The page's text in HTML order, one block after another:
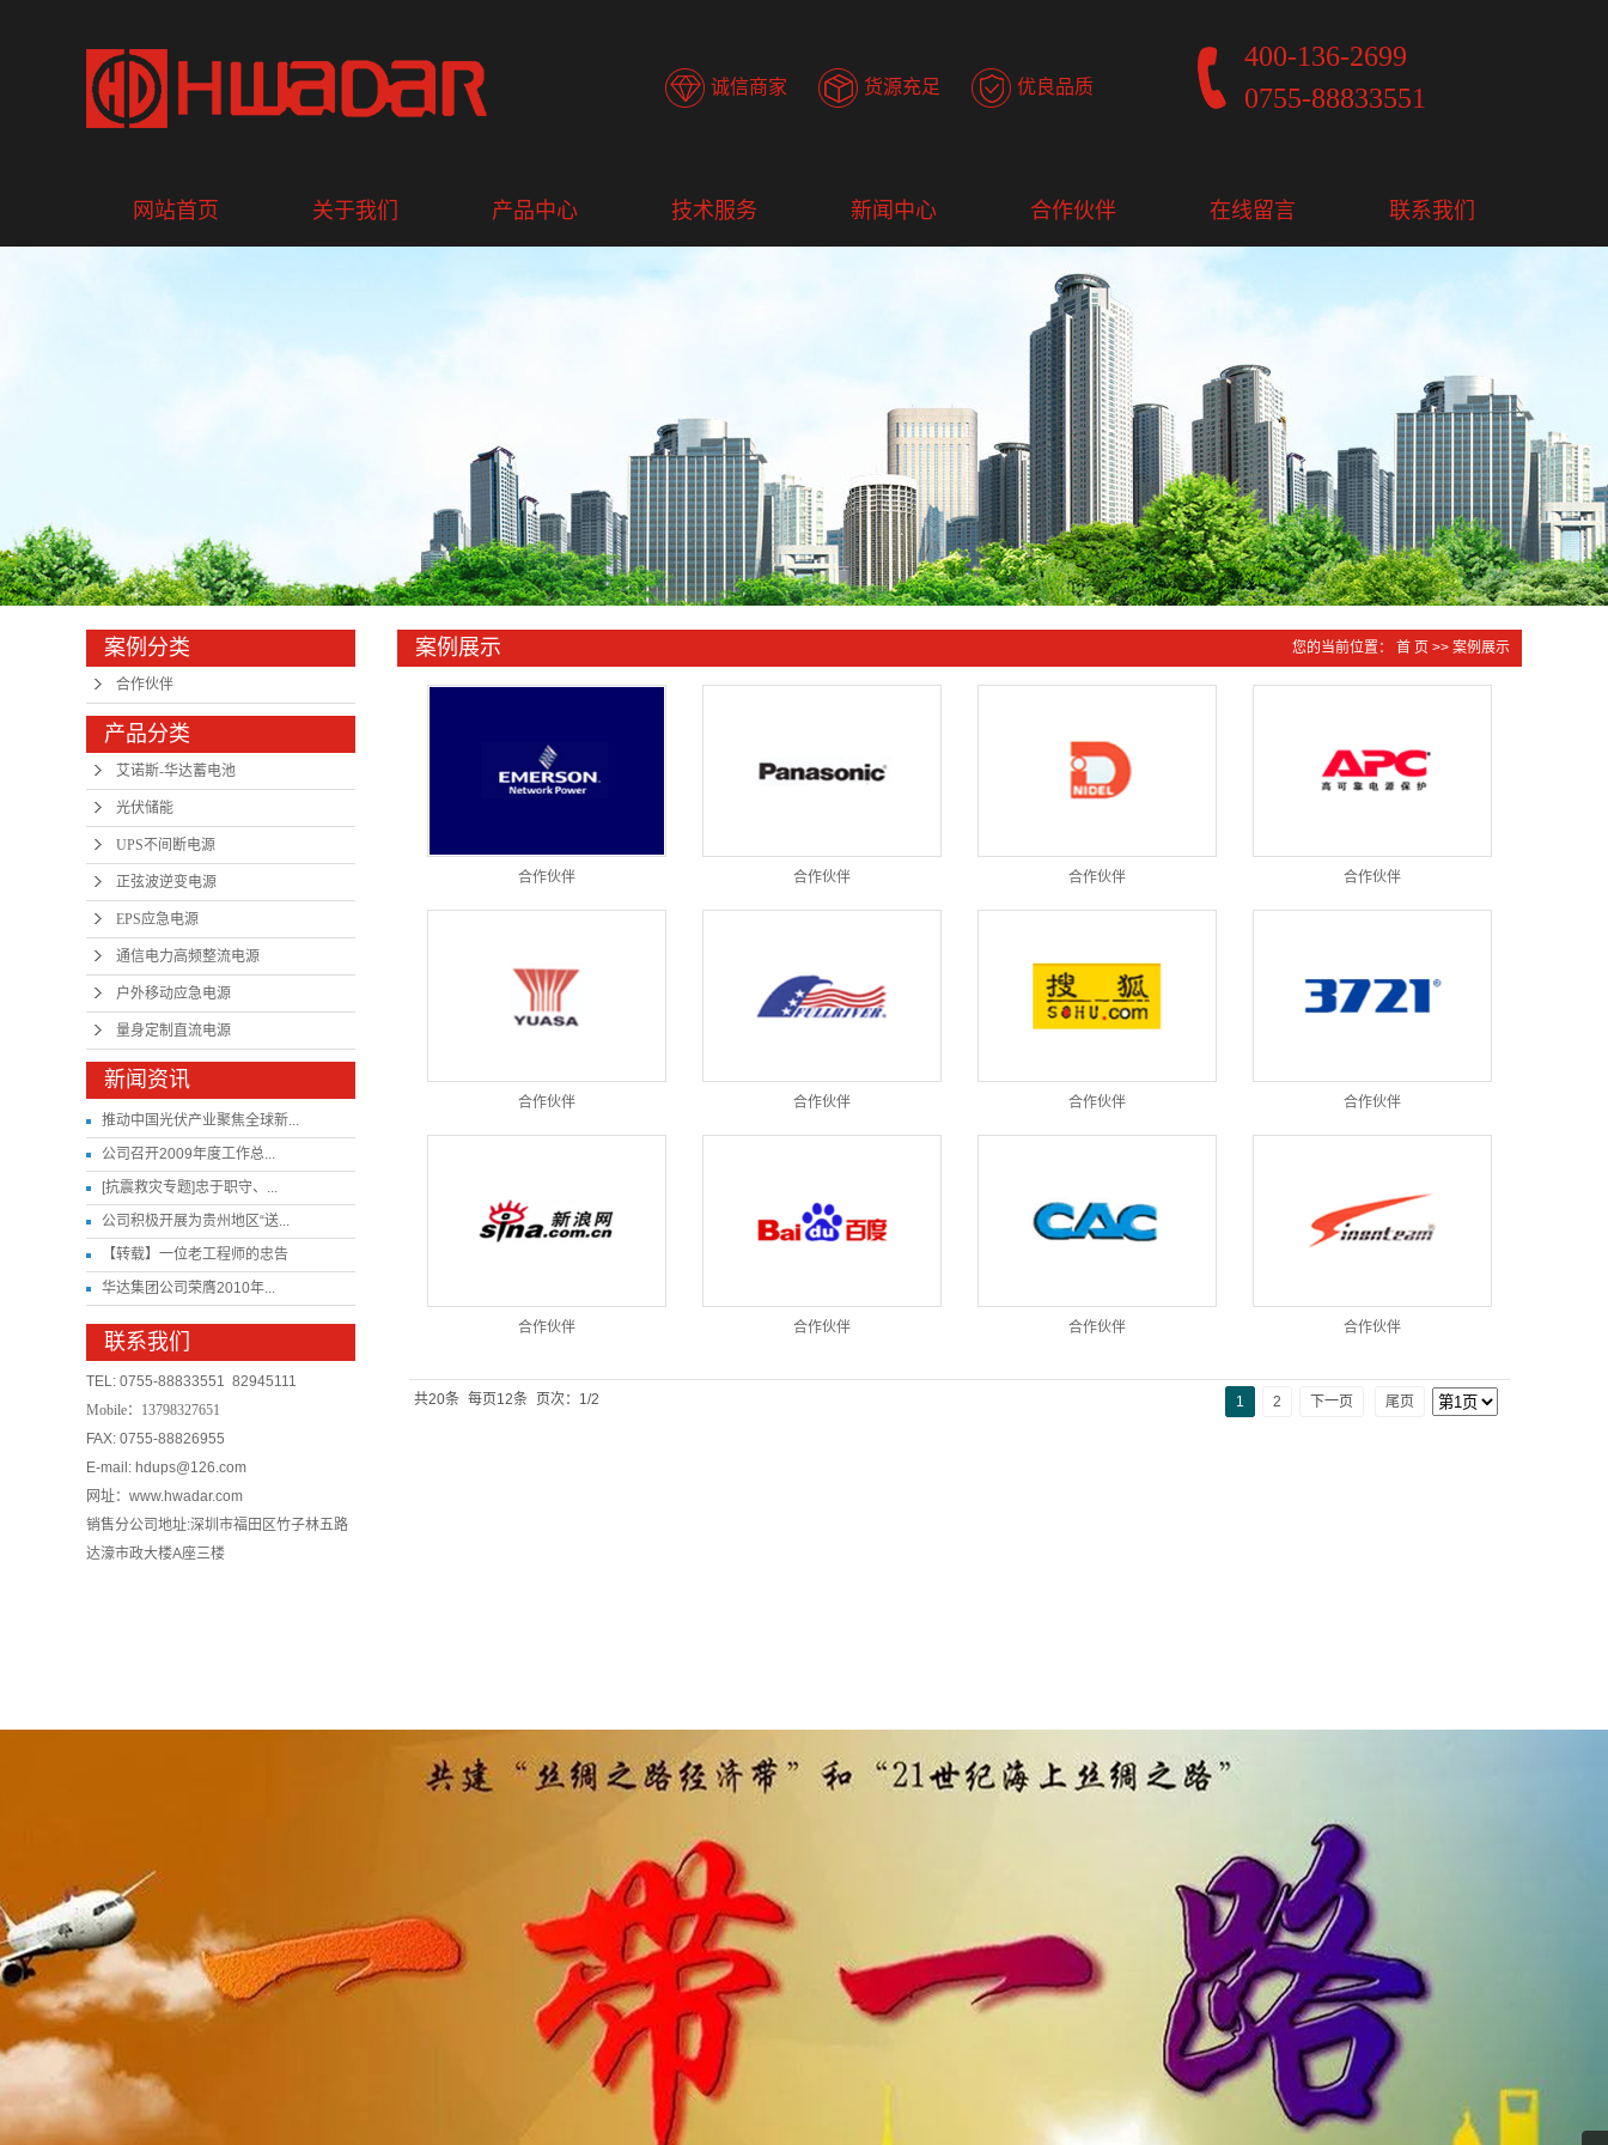
400-136-2699
0755-88833551
诚信商家 货源充足 优良品质
网站首页 关于我们 产品中心
正弦波逆变电源
EPS应急电源
通信电力高频整流
户外移动应急电源
技术服务
产品知识
新闻中心 合作伙伴
合作伙伴
在线留言 联系我们
案例分类
合作伙伴
产品分类
艾诺斯-华达蓄电池
光伏储能
UPS不间断电源
正弦波逆变电源
EPS应急电源
通信电力高频整流电源
户外移动应急电源
量身定制直流电源
新闻资讯
推动中国光伏产业聚焦全球新...
公司召开2009年度工作总...
[抗震救灾专题]忠于职守、...
公司积极开展为贵州地区“送...
【转载】一位老工程师的忠告
华达集团公司荣膺2010年...
联系我们
TEL: 0755-88833551 82945111
Mobile： 13798327651
FAX: 0755-88826955
E-mail: hdups@126.com
网址：www.hwadar.com
销售分公司地址:深圳市福田区竹子林五路
达濠市政大楼A座三楼
案例展示 您的当前位置： 首 页 >> 案例展示
合作伙伴 合作伙伴 合作伙伴 合作伙伴
合作伙伴 合作伙伴 合作伙伴 合作伙伴
合作伙伴 合作伙伴 合作伙伴 合作伙伴
共20条 每页12条 页次：1/2 1 2 下一页 尾页